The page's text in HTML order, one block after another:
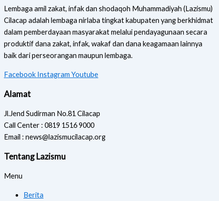
Lembaga amil zakat, infak dan shodaqoh Muhammadiyah (Lazismu)
Cilacap adalah lembaga nirlaba tingkat kabupaten yang berkhidmat
dalam pemberdayaan masyarakat melalui pendayagunaan secara
produktif dana zakat, infak, wakaf dan dana keagamaan lainnya
baik dari perseorangan maupun lembaga.
Facebook Instagram Youtube
Alamat
Jl.Jend Sudirman No.81 Cilacap
Call Center : 0819 1516 9000
Email : news@lazismucilacap.org
Tentang Lazismu
Menu
Berita